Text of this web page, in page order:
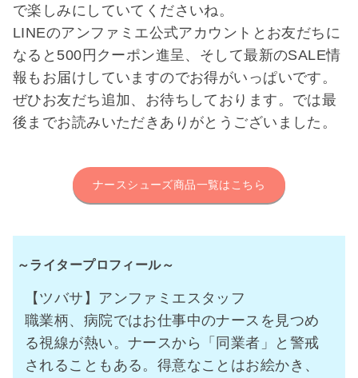
で楽しみにしていてくださいね。
LINEのアンファミエ公式アカウントとお友だちに
なると500円クーポン進呈、そして最新のSALE情
報もお届けしていますのでお得がいっぱいです。
ぜひお友だち追加、お待ちしております。では最
後までお読みいただきありがとうございました。
ナースシューズ商品一覧はこちら
～ライタープロフィール～
【ツバサ】アンファミエスタッフ
職業柄、病院ではお仕事中のナースを見つめ
る視線が熱い。ナースから「同業者」と警戒
されることもある。得意なことはお絵かき、